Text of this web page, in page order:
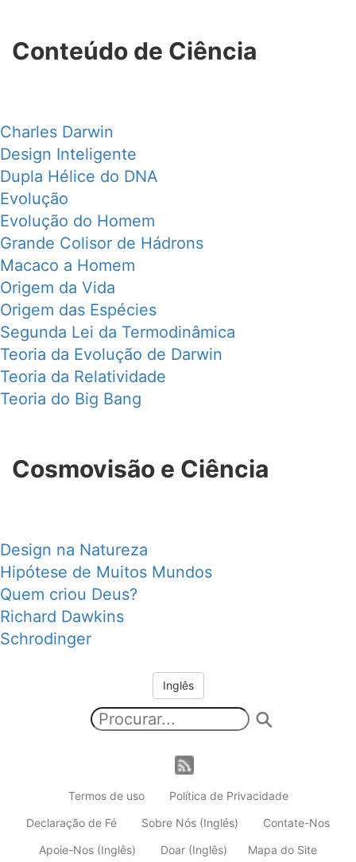
Conteúdo de Ciência
Charles Darwin
Design Inteligente
Dupla Hélice do DNA
Evolução
Evolução do Homem
Grande Colisor de Hádrons
Macaco a Homem
Origem da Vida
Origem das Espécies
Segunda Lei da Termodinâmica
Teoria da Evolução de Darwin
Teoria da Relatividade
Teoria do Big Bang
Cosmovisão e Ciência
Design na Natureza
Hipótese de Muitos Mundos
Quem criou Deus?
Richard Dawkins
Schrodinger
Inglês
Termos de uso
Política de Privacidade
Declaração de Fé
Sobre Nós (Inglés)
Contate-Nos
Apoie-Nos (Inglês)
Doar (Inglês) Mapa do Site